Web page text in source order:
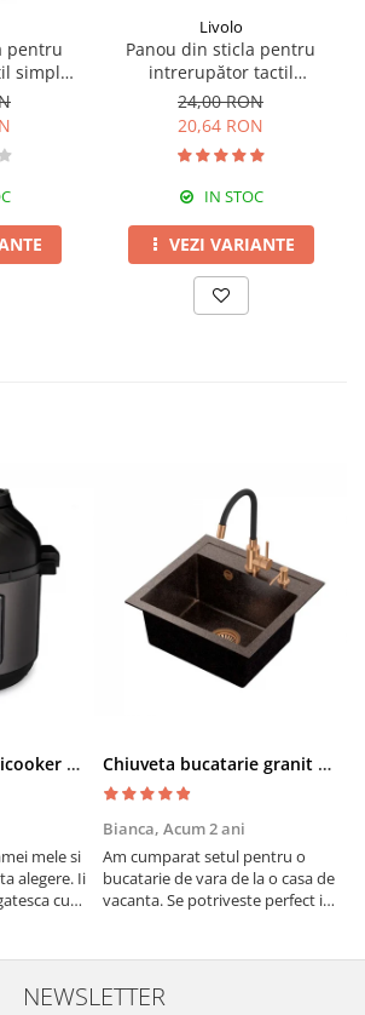
pentru
simplu
Livolo
Panou din sticla pentru
intrerupător tactil
dublu,Livolo
24,00 RON
20,64 RON
IN STOC
VEZI VARIANTE
Oala de gatit multicooker 11 functii Instant Pot Pro Crisp 8 + Air Fryer 7.6 lt
mele si
alegere. Ii
cu
sa imi
mult !
Chiuveta bucatarie granit cu finisaj negru perlat/cupru Steingran Art Copper cu dozator si baterie Quadron
Bianca, Acum 2 ani
Am cumparat setul pentru o
bucatarie de vara de la o casa de
vacanta. Se potriveste perfect in
buna, recomand cu drag !
NEWSLETTER